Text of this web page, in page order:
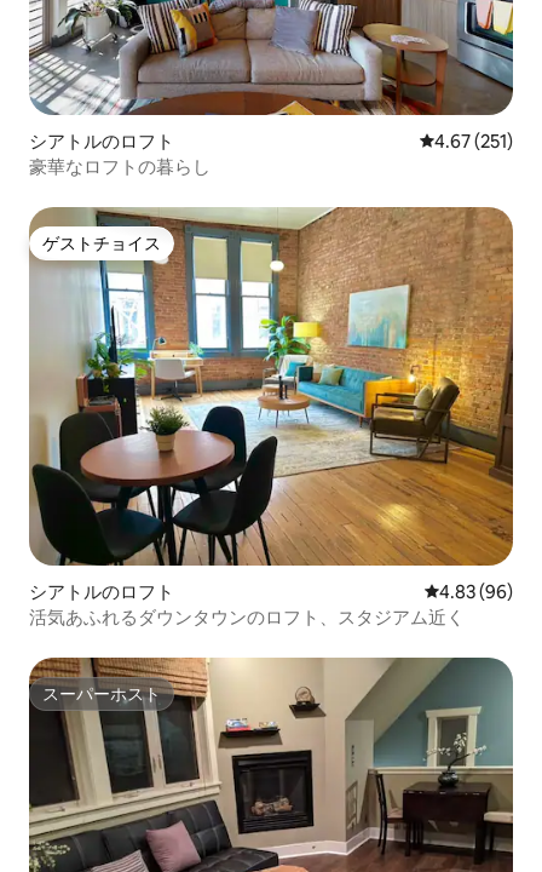
シアトルのロフト レビュー251
4.67 (251)
豪華なロフトの暮らし
ゲストチョイス
ゲストチョイス
シアトルのロフト レビュー96
4.83 (96)
活気あふれるダウンタウンのロフト、スタジアム近く
スーパーホスト
スーパーホスト